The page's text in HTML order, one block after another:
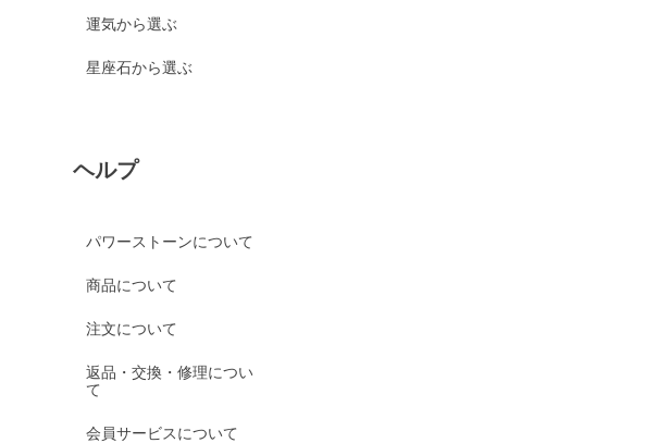
運気から選ぶ
星座石から選ぶ
ヘルプ
パワーストーンについて
商品について
注文について
返品・交換・修理につい
て
会員サービスについて